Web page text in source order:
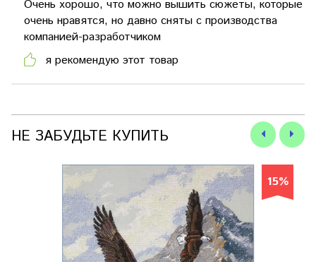
Очень хорошо, что можно вышить сюжеты, которые
очень нравятся, но давно сняты с производства
компанией-разработчиком
я рекомендую этот товар
НЕ ЗАБУДЬТЕ КУПИТЬ
15%